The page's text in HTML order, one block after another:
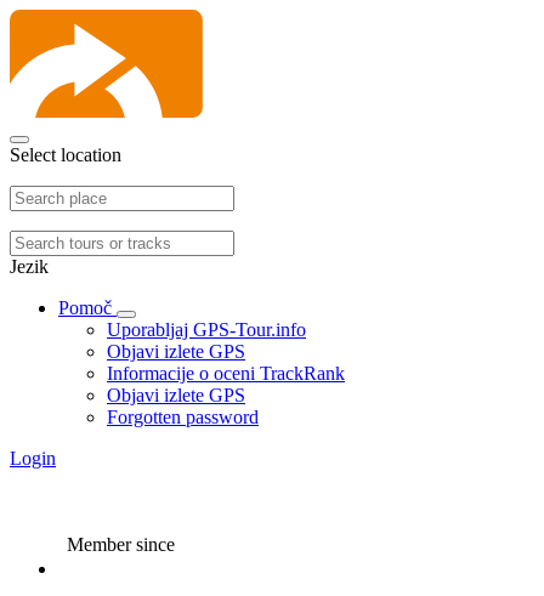
Select location
Jezik
Pomoč
Uporabljaj GPS-Tour.info
Objavi izlete GPS
Informacije o oceni TrackRank
Objavi izlete GPS
Forgotten password
Login
Member since